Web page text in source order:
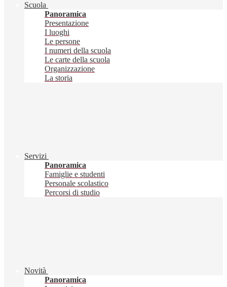
Scuola
Panoramica
Presentazione
I luoghi
Le persone
I numeri della scuola
Le carte della scuola
Organizzazione
La storia
Servizi
Panoramica
Famiglie e studenti
Personale scolastico
Percorsi di studio
Novità
Panoramica